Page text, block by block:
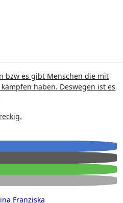
bzw es gibt Menschen die mit
haben. Deswegen ist es
Franziska